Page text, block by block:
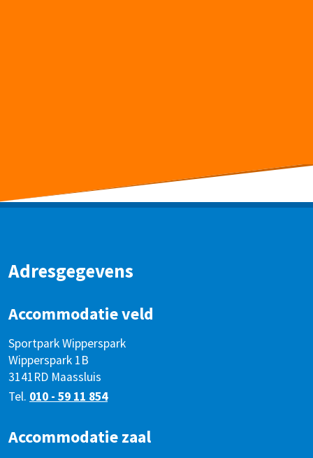
Adresgegevens
Accommodatie veld
Sportpark Wipperspark
Wipperspark 1B
3141RD Maassluis
Tel. 010 - 59 11 854
Accommodatie zaal